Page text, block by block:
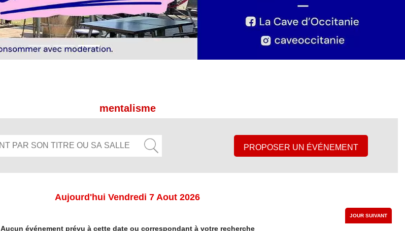
mentalisme
PROPOSER UN ÉVÉNEMENT
Aujourd'hui Vendredi 7 Aout 2026
JOUR SUIVANT
Aucun événement prévu à cette date ou correspondant à votre recherche